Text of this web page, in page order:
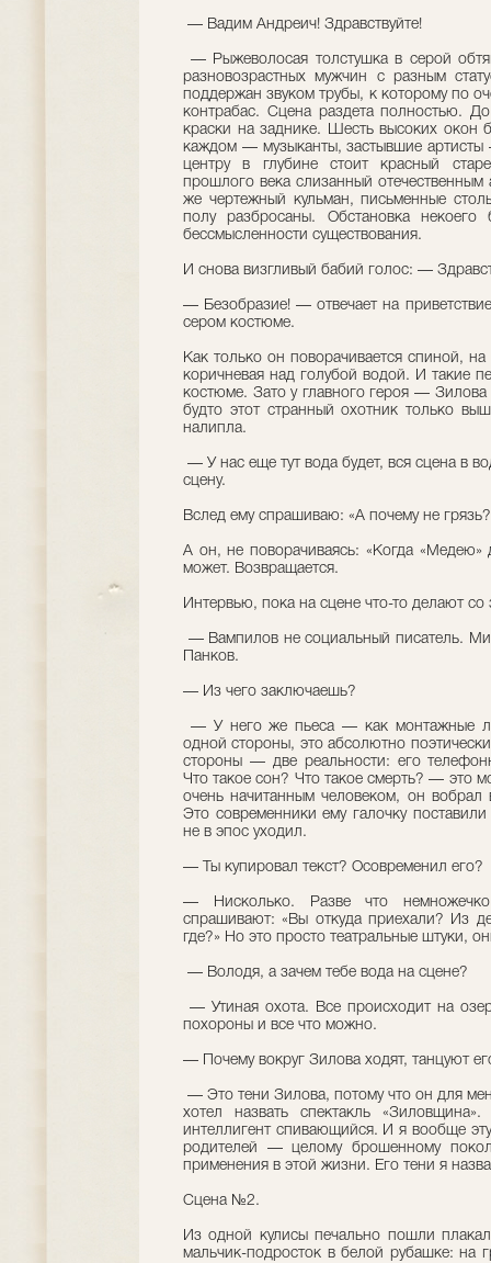
— Вадим Андреич! Здравствуйте!
— Рыжеволосая толстушка в серой
разновозрастных мужчин с разным
поддержан звуком трубы, к которому по
контрабас. Сцена раздета полностью.
краски на заднике. Шесть высоких окон
каждом — музыканты, застывшие
центру в глубине стоит красный
прошлого века слизанный отечественным
же чертежный кульман, письменные
полу разбросаны. Обстановка некоего
бессмысленности существования.
И снова визгливый бабий голос: —
— Безобразие! — отвечает на
сером костюме.
Как только он поворачивается спиной,
коричневая над голубой водой. И такие
костюме. Зато у главного героя —
будто этот странный охотник только
налипла.
— У нас еще тут вода будет, вся сцена в
сцену.
Вслед ему спрашиваю: «А почему не
А он, не поворачиваясь: «Когда «Медею»
может. Возвращается.
Интервью, пока на сцене что-то делают со
— Вампилов не социальный писатель.
Панков.
— Из чего заключаешь?
— У него же пьеса — как монтажные
одной стороны, это абсолютно
стороны — две реальности: его
Что такое сон? Что такое смерть? — это
очень начитанным человеком, он
Это современники ему галочку
не в эпос уходил.
— Ты купировал текст? Осовременил его?
— Нисколько. Разве что
спрашивают: «Вы откуда приехали? Из
где?» Но это просто театральные штуки,
— Володя, а зачем тебе вода на сцене?
— Утиная охота. Все происходит на
похороны и все что можно.
— Почему вокруг Зилова ходят, танцуют
— Это тени Зилова, потому что он для
хотел назвать спектакль
интеллигент спивающийся. И я вообще
родителей — целому брошенному
применения в этой жизни. Его тени я
Сцена №2.
Из одной кулисы печально пошли
мальчик-подросток в белой рубашке: на